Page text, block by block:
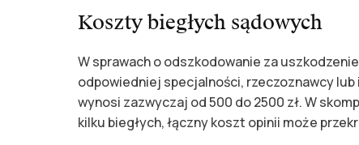
Koszty biegłych sądowych
W sprawach o odszkodowanie za
odpowiedniej specjalności, rzeczoznawcy
wynosi zazwyczaj od 500 do 2500 zł. W
kilku biegłych, łączny koszt opinii może